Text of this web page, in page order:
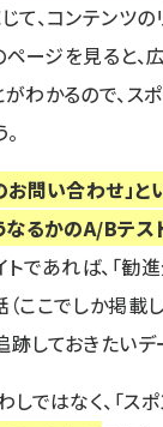
て、コンテンツ
ページを見ると
わかるので、ス
問い合わせ」
なるかのA/Bテス
であれば、「勧
ここでしか掲載
しておきたいデ
ではなく、「ス